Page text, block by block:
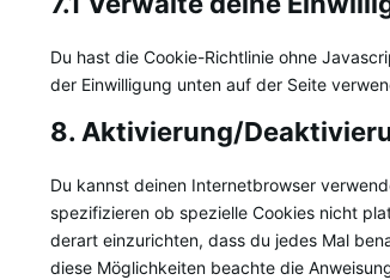
Du hast die Cookie-Richtlinie ohne
der Einwilligung unten auf der Seite
8. Aktivierung/
Du kannst deinen Internetbrowser
spezifizieren ob spezielle Cookies nicht
derart einzurichten, dass du jedes Mal
diese Möglichkeiten beachte die